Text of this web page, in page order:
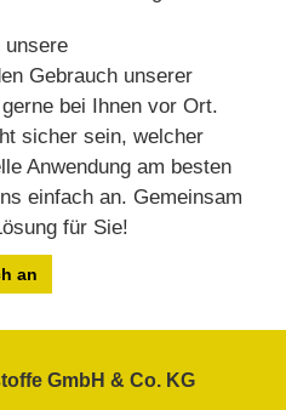
unsere
Gebrauch unserer
bei Ihnen vor Ort.
sicher sein, welcher
Anwendung am besten
einfach an. Gemeinsam
für Sie!
an
GmbH & Co. KG